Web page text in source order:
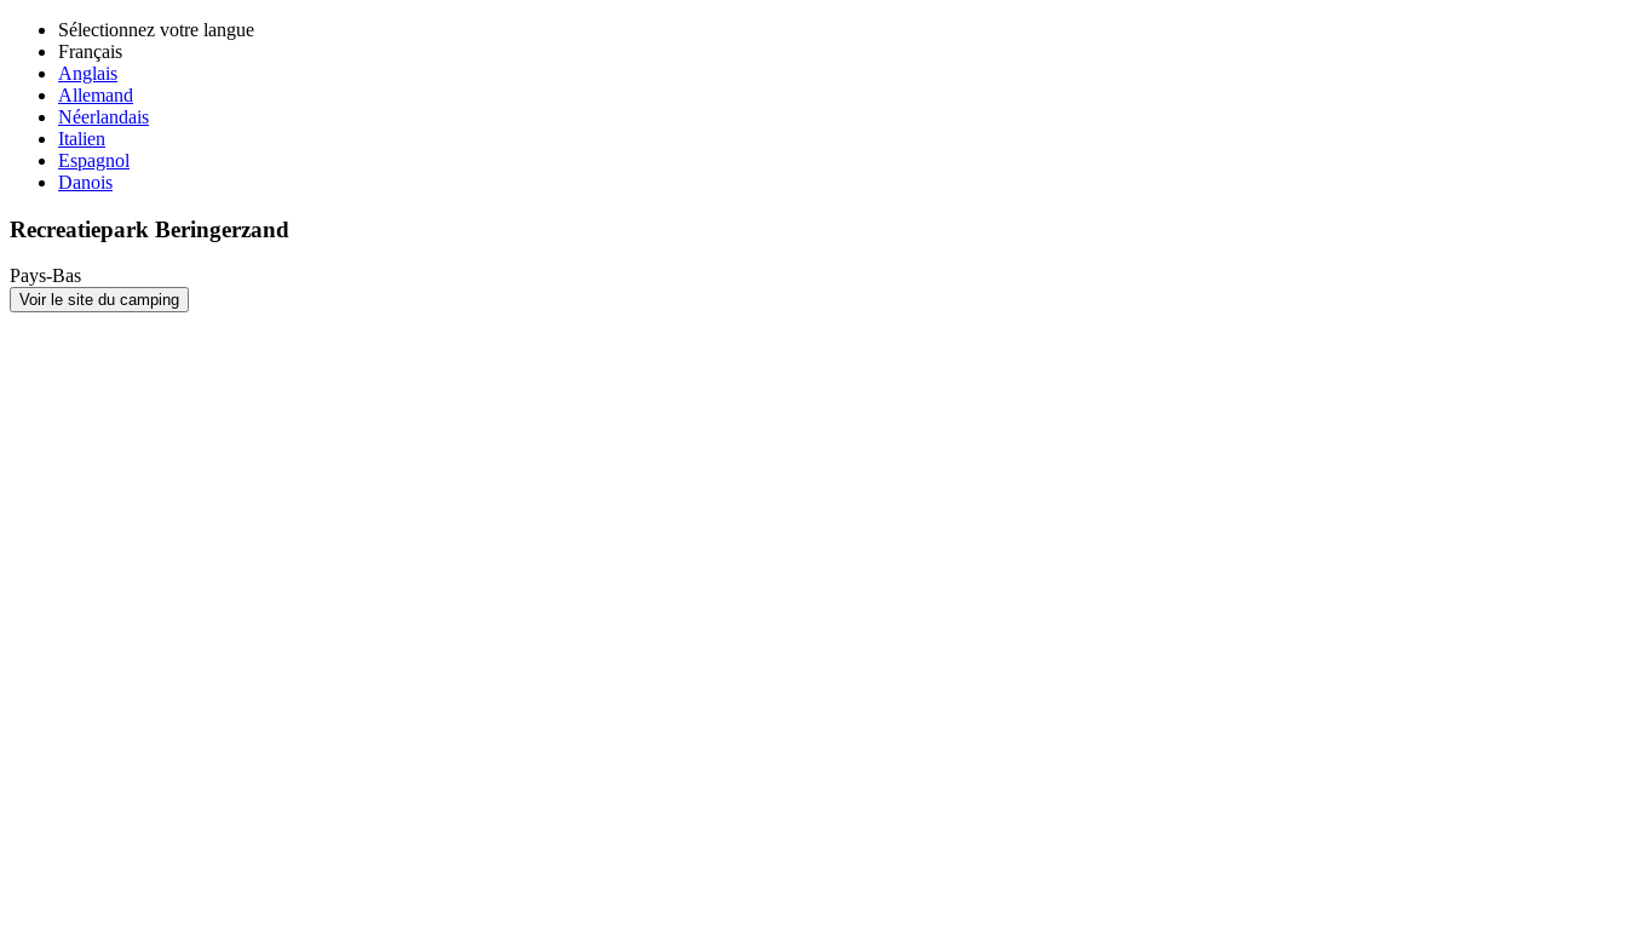
Sélectionnez votre langue
Français
Anglais
Allemand
Néerlandais
Italien
Espagnol
Danois
Recreatiepark Beringerzand
Pays-Bas
Voir le site du camping